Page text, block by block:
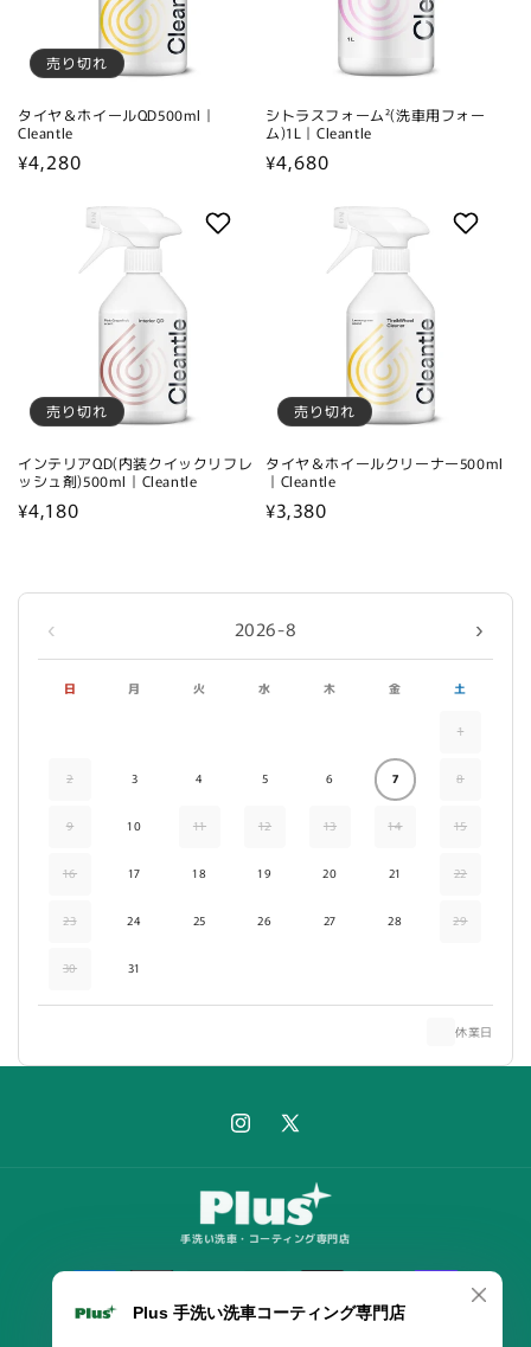
売り切れ
タイヤ＆ホイールQD500ml｜
Cleantle
通
¥4,280
シトラスフォーム²(洗車用フォー
ム)1L｜Cleantle
通
¥4,680
売り切れ
インテリアQD(内装クイックリフレ
ッシュ剤)500ml｜Cleantle
通
格
¥4,180
売り切れ
タイヤ＆ホイールクリーナー500ml
｜Cleantle
通
格
¥3,380
‹ 2026-8 ›
日 月 火 水 木 金 土
1
2 3 4 5 6 7 8
9 10 11 12 13 14 15
16 17 18 19 20 21 22
23 24 25 26 27 28 29
30 31
休業日
Instagram
X
手洗い洗車・コーティング専門店
決